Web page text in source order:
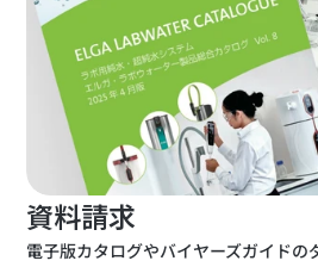
資料請求
電子版カタログやバイヤーズガイドの